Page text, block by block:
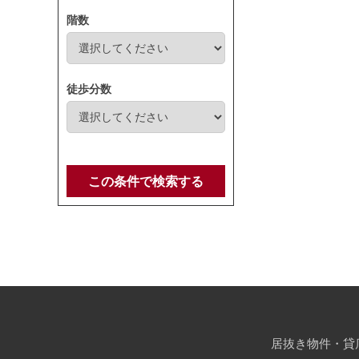
階数
徒歩分数
この条件で検索する
居抜き物件・貸